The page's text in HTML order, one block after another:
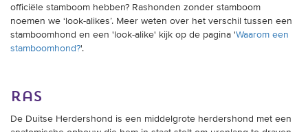
officiële stamboom hebben? Rashonden zonder stamboom
noemen we ‘look-alikes’. Meer weten over het verschil tussen een
stamboomhond en een 'look-alike' kijk op de pagina 'Waarom een
stamboomhond?'.
ras
De Duitse Herdershond is een middelgrote herdershond met een